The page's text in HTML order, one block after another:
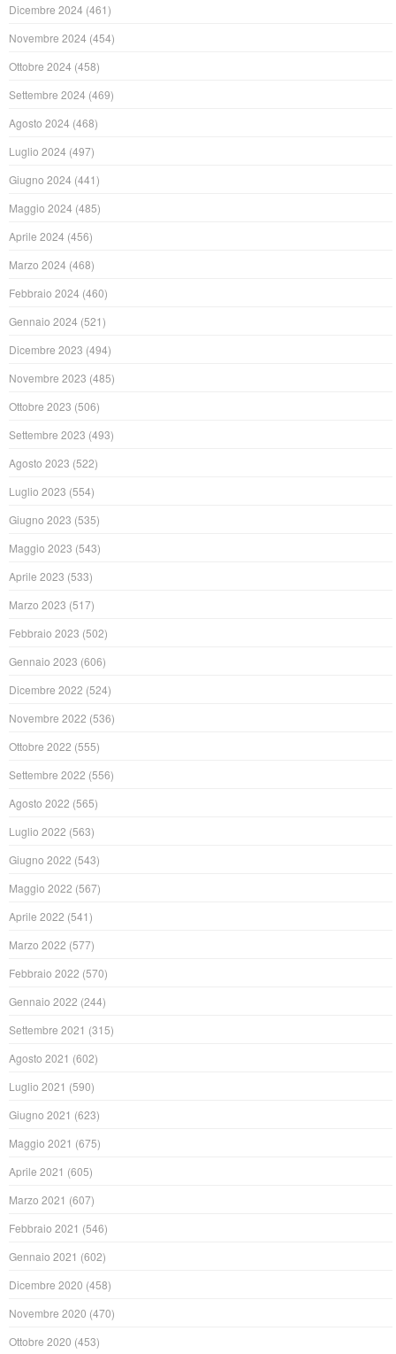
Dicembre 2024 (461)
Novembre 2024 (454)
Ottobre 2024 (458)
Settembre 2024 (469)
Agosto 2024 (468)
Luglio 2024 (497)
Giugno 2024 (441)
Maggio 2024 (485)
Aprile 2024 (456)
Marzo 2024 (468)
Febbraio 2024 (460)
Gennaio 2024 (521)
Dicembre 2023 (494)
Novembre 2023 (485)
Ottobre 2023 (506)
Settembre 2023 (493)
Agosto 2023 (522)
Luglio 2023 (554)
Giugno 2023 (535)
Maggio 2023 (543)
Aprile 2023 (533)
Marzo 2023 (517)
Febbraio 2023 (502)
Gennaio 2023 (606)
Dicembre 2022 (524)
Novembre 2022 (536)
Ottobre 2022 (555)
Settembre 2022 (556)
Agosto 2022 (565)
Luglio 2022 (563)
Giugno 2022 (543)
Maggio 2022 (567)
Aprile 2022 (541)
Marzo 2022 (577)
Febbraio 2022 (570)
Gennaio 2022 (244)
Settembre 2021 (315)
Agosto 2021 (602)
Luglio 2021 (590)
Giugno 2021 (623)
Maggio 2021 (675)
Aprile 2021 (605)
Marzo 2021 (607)
Febbraio 2021 (546)
Gennaio 2021 (602)
Dicembre 2020 (458)
Novembre 2020 (470)
Ottobre 2020 (453)